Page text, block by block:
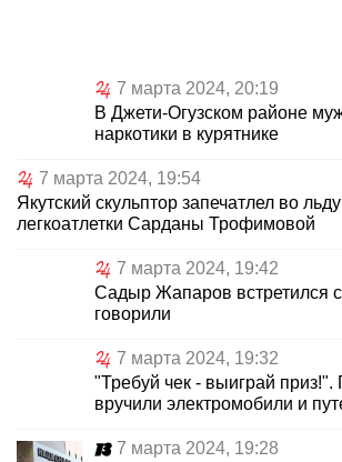
7 марта 2024, 20:19
В Джети-Огузском районе
наркотики в курятнике
7 марта 2024, 19:54
Якутский скульптор запечатлел во
легкоатлетки Сарданы Трофимовой
7 марта 2024, 19:42
Садыр Жапаров встретился
говорили
7 марта 2024, 19:32
"Требуй чек - выиграй
вручили электромобили и
7 марта 2024, 19:28